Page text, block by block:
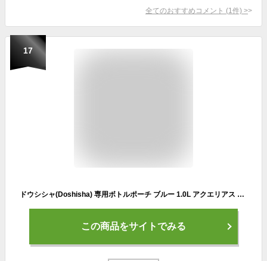
全てのおすすめコメント (1 件) >
17
ドウシシャ(Doshisha) 専用ボトルポーチ ブルー 1.0L アクエリアス DABC1.0BL
この商品をサイトでみる